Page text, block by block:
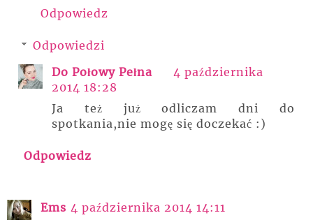
Odpowiedz
Odpowiedzi
Do Połowy Pełna
4 października
2014 18:28
Ja też już odliczam dni do
spotkania,nie mogę się doczekać :)
Odpowiedz
Ems 4 października 2014 14:11